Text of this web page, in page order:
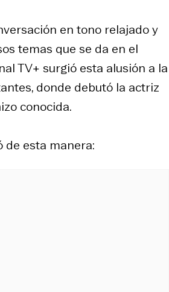
en tono relajado y
temas que se da en el
TV+ surgió esta alusión a la
donde debutó la actriz
conocida.
de esta manera: